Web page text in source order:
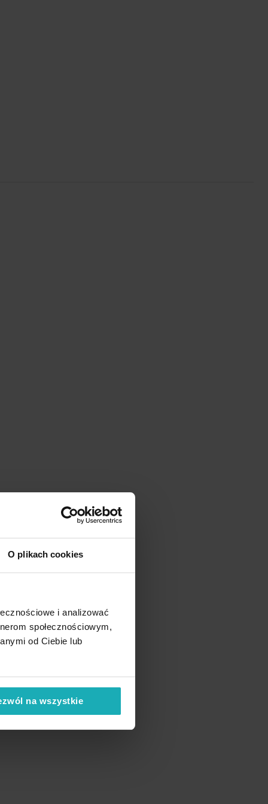
O plikach cookies
i analizować
społecznościowym,
od Ciebie lub
na wszystkie